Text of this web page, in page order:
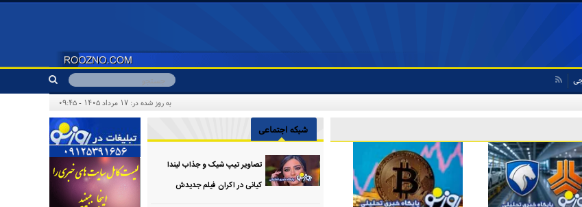
به روز شده در: ۱۷ مرداد ۱۴۰۵ - ۰۹:۴۵
شبکه اجتماعی
تصاویر تیپ شیک و جذاب لیندا
کیانی در اکران فیلم جدیدش